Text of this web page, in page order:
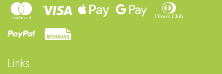
Links